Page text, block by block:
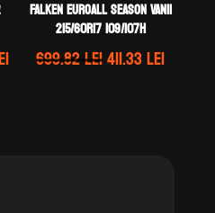
Prețul
Falken EUROALL SEASON VAN11
215/60R17 109/107H
699.82leiPrețul
411.33leiPrețul